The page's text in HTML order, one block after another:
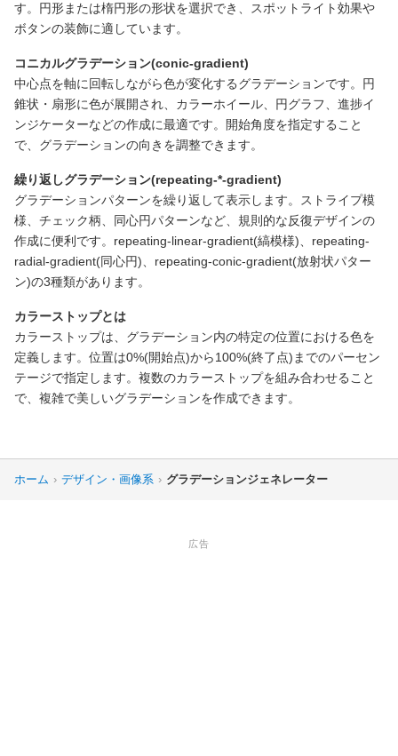
す。円形または楕円形の形状を選択でき、スポットライト効果や
ボタンの装飾に適しています。
コニカルグラデーション(conic-gradient)
中心点を軸に回転しながら色が変化するグラデーションです。円
錐状・扇形に色が展開され、カラーホイール、円グラフ、進捗イ
ンジケーターなどの作成に最適です。開始角度を指定すること
で、グラデーションの向きを調整できます。
繰り返しグラデーション(repeating-*-gradient)
グラデーションパターンを繰り返して表示します。ストライプ模
様、チェック柄、同心円パターンなど、規則的な反復デザインの
作成に便利です。repeating-linear-gradient(縞模様)、repeating-
radial-gradient(同心円)、repeating-conic-gradient(放射状パター
ン)の3種類があります。
カラーストップとは
カラーストップは、グラデーション内の特定の位置における色を
定義します。位置は0%(開始点)から100%(終了点)までのパーセン
テージで指定します。複数のカラーストップを組み合わせること
で、複雑で美しいグラデーションを作成できます。
ホーム › デザイン・画像系 › グラデーションジェネレーター